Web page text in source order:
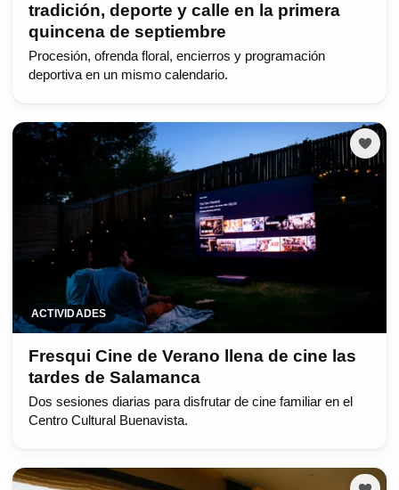
tradición, deporte y calle en la primera
quincena de septiembre
Procesión, ofrenda floral, encierros y programación
deportiva en un mismo calendario.
ACTIVIDADES
Fresqui Cine de Verano llena de cine las
tardes de Salamanca
Dos sesiones diarias para disfrutar de cine familiar en el
Centro Cultural Buenavista.